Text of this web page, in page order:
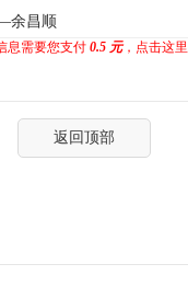
余昌顺
息需要您支付 0.5 元，点击这
返回顶部